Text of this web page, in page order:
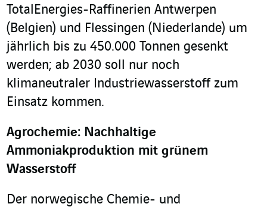
TotalEnergies-Raffinerien Antwerpen
(Belgien) und Flessingen (Niederlande) um
jährlich bis zu 450.000 Tonnen gesenkt
werden; ab 2030 soll nur noch
klimaneutraler Industriewasserstoff zum
Einsatz kommen.
Agrochemie: Nachhaltige
Ammoniakproduktion mit grünem
Wasserstoff
Der norwegische Chemie- und